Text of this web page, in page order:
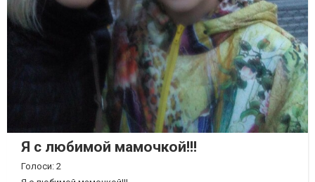
Я с любимой мамочкой!!!
Голоси: 2